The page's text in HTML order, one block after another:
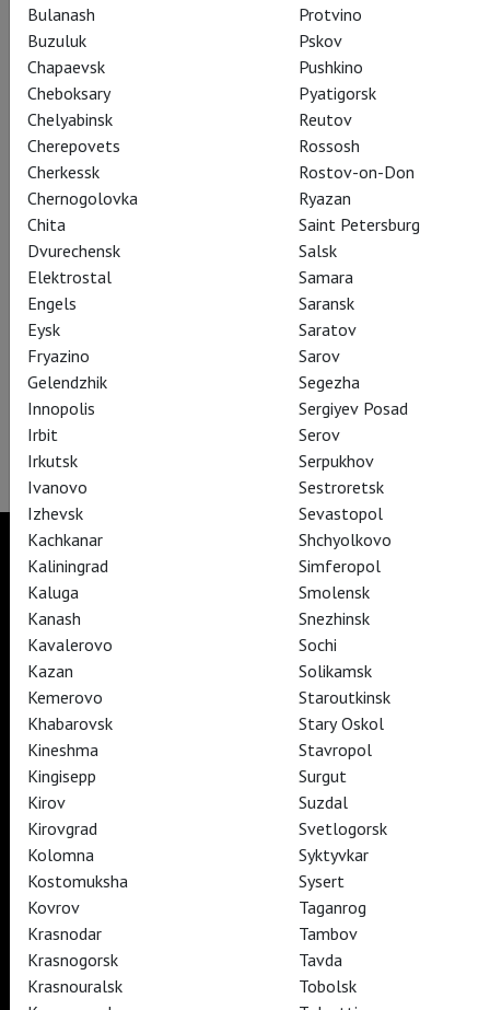
К Театральному Киносезону 2013-14 присоединились еще
два города: Красноярск и Мытищи!
Старт показов – 4 июня.
Открываемся спектаклем «Двенадцатая ночь» с
неповторимым Стивеном Фраем и невероятно пластичным
Марком Райлэнсом.
Билеты и более подробная информация:
www.theatrehd.ru/schedule
www.mori-cinema.ru
TheatreHD
TheatreHD Опера
TheatreHD Балет в кино
ART IN CINEMAS
TheatreHD
ART IN CINEMAS
TheatreHD
TheatreHD Опера
ART IN CINEMAS
TheatreHD
Bulanash
Buzuluk
Chapaevsk
Cheboksary
Chelyabinsk
Cherepovets
Cherkessk
Chernogolovka
Chita
Dvurechensk
Elektrostal
Engels
Eysk
Fryazino
Gelendzhik
Innopolis
Irbit
Irkutsk
Ivanovo
Izhevsk
Kachkanar
Kaliningrad
Kaluga
Kanash
Kavalerovo
Kazan
Kemerovo
Khabarovsk
Kineshma
Kingisepp
Kirov
Kirovgrad
Kolomna
Kostomuksha
Kovrov
Krasnodar
Krasnogorsk
Krasnouralsk
Protvino
Pskov
Pushkino
Pyatigorsk
Reutov
Rossosh
Rostov-on-Don
Ryazan
Saint Petersburg
Salsk
Samara
Saransk
Saratov
Sarov
Segezha
Sergiyev Posad
Serov
Serpukhov
Sestroretsk
Sevastopol
Shchyolkovo
Simferopol
Smolensk
Snezhinsk
Sochi
Solikamsk
Staroutkinsk
Stary Oskol
Stavropol
Surgut
Suzdal
Svetlogorsk
Syktyvkar
Sysert
Taganrog
Tambov
Tavda
Tobolsk